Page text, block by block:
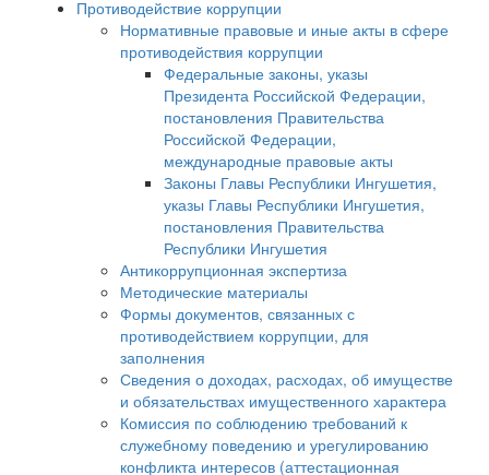
Противодействие коррупции
Нормативные правовые и иные акты в сфере
противодействия коррупции
Федеральные законы, указы
Президента Российской Федерации,
постановления Правительства
Российской Федерации,
международные правовые акты
Законы Главы Республики Ингушетия,
указы Главы Республики Ингушетия,
постановления Правительства
Республики Ингушетия
Антикоррупционная экспертиза
Методические материалы
Формы документов, связанных с
противодействием коррупции, для
заполнения
Сведения о доходах, расходах, об имуществе
и обязательствах имущественного характера
Комиссия по соблюдению требований к
служебному поведению и урегулированию
конфликта интересов (аттестационная